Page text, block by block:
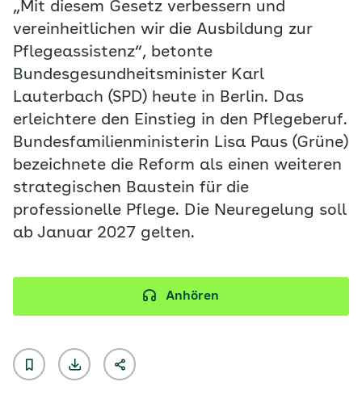
„Mit diesem Gesetz verbessern und
vereinheitlichen wir die Ausbildung zur
Pflegeassistenz“, betonte
Bundesgesundheitsminister Karl
Lauterbach (SPD) heute in Berlin. Das
erleichtere den Einstieg in den Pflegeberuf.
Bundesfamilienministerin Lisa Paus (Grüne)
bezeichnete die Reform als einen weiteren
strategischen Baustein für die
professionelle Pflege. Die Neuregelung soll
ab Januar 2027 gelten.
Anhören